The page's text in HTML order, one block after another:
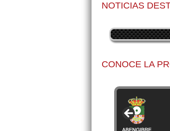
NOTICIAS
CONOCE LA